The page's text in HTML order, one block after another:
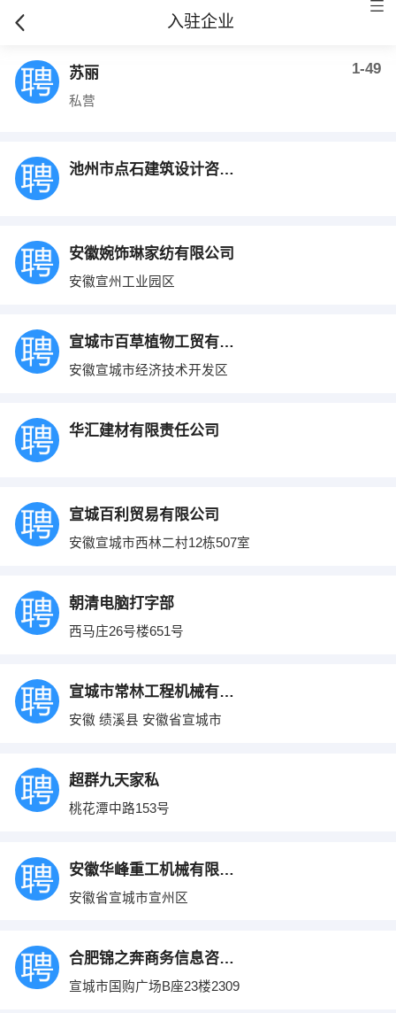
入驻企业
苏丽 1-49
私营
池州市点石建筑设计咨询有限公司
安徽婉饰琳家纺有限公司
安徽宣州工业园区
宣城市百草植物工贸有限公司
安徽宣城市经济技术开发区
华汇建材有限责任公司
宣城百利贸易有限公司
安徽宣城市西林二村12栋507室
朝清电脑打字部
西马庄26号楼651号
宣城市常林工程机械有限公司
安徽 绩溪县 安徽省宣城市
超群九天家私
桃花潭中路153号
安徽华峰重工机械有限公司
安徽省宣城市宣州区
合肥锦之奔商务信息咨询有限公司
宣城市国购广场B座23楼2309